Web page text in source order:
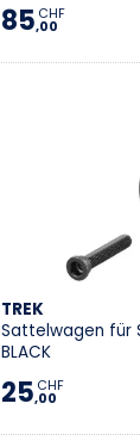
85,00
CHF
TREK
Sattelwagen für
BLACK
25,00
CHF